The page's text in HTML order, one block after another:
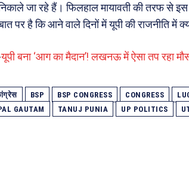
जा रहे हैं। फिलहाल मायावती की तरफ से
पर है कि आने वाले दिनों में यूपी की राजनीति में
यूपी बना ‘आग का मैदान’! लखनऊ में ऐसा तप रहा
BSP BSP CONGRESS CONGRESS
GAUTAM
TANUJ PUNIA UP POLITICS